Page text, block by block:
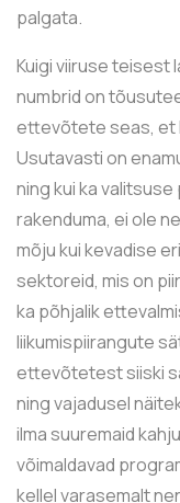
palgata.
Kuigi viiruse teisest
numbrid on
ettevõtete seas, et
Usutavasti on
ning kui ka
rakenduma, ei ole
mõju kui kevadise
sektoreid, mis on
ka põhjalik
liikumispiirangute
ettevõtetest siiski
ning vajadusel
ilma suuremaid
võimaldavad
kellel varasemalt